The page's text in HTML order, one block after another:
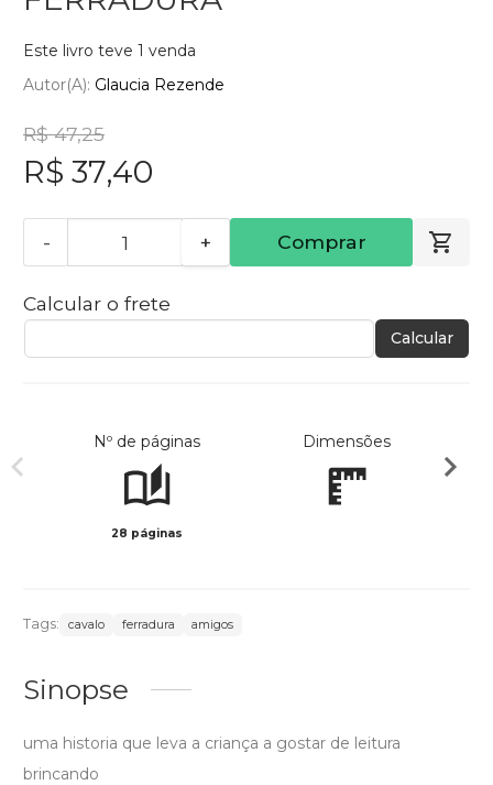
Este livro teve 1 venda
Autor(a): Glaucia Rezende
R$ 47,25
R$ 37,40
- + Comprar
Calcular o frete
Calcular
Nº de páginas
28 páginas
Dimensões
Tags: cavalo ferradura amigos
Sinopse
uma historia que leva a criança a gostar de leitura
brincando